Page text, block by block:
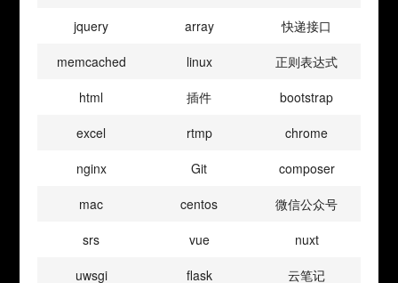
jquery
array
快递接口
memcached
linux
正则表达式
html
插件
bootstrap
excel
rtmp
chrome
nginx
Git
composer
mac
centos
微信公众号
srs
vue
nuxt
uwsgi
flask 云笔记